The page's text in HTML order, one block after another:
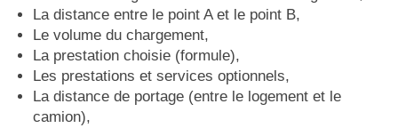
La distance entre le point A et le point B,
Le volume du chargement,
La prestation choisie (formule),
Les prestations et services optionnels,
La distance de portage (entre le logement et le
camion),